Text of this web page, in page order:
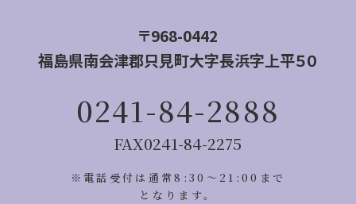
〒968-0442
福島県南会津郡只見町大字長浜字上平５０
0241-84-2888
FAX0241-84-2275
※電話受付は通常8:30〜21:00まで
となります。